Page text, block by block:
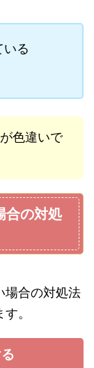
いる
色違いで
合の対処
場合の対処法
。